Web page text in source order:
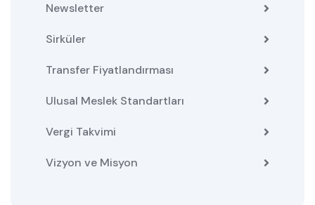
Newsletter
Sirküler
Transfer Fiyatlandırması
Ulusal Meslek Standartları
Vergi Takvimi
Vizyon ve Misyon